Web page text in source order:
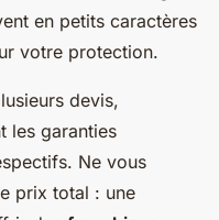
en petits caractères
votre protection.
devis,
les garanties
Ne vous
prix total : une